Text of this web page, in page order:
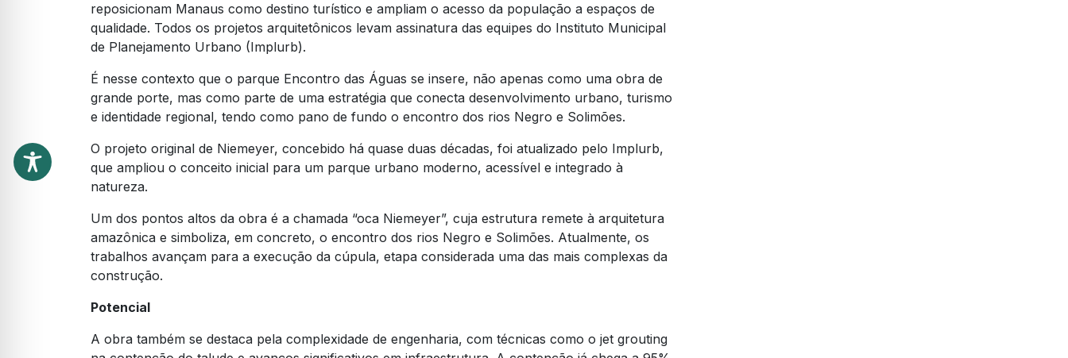
reposicionam Manaus como destino turístico e ampliam o acesso da população a espaços de
qualidade. Todos os projetos arquitetônicos levam assinatura das equipes do Instituto Municipal
de Planejamento Urbano (Implurb).
É nesse contexto que o parque Encontro das Águas se insere, não apenas como uma obra de
grande porte, mas como parte de uma estratégia que conecta desenvolvimento urbano, turismo
e identidade regional, tendo como pano de fundo o encontro dos rios Negro e Solimões.
O projeto original de Niemeyer, concebido há quase duas décadas, foi atualizado pelo Implurb,
que ampliou o conceito inicial para um parque urbano moderno, acessível e integrado à
natureza.
Um dos pontos altos da obra é a chamada “oca Niemeyer”, cuja estrutura remete à arquitetura
amazônica e simboliza, em concreto, o encontro dos rios Negro e Solimões. Atualmente, os
trabalhos avançam para a execução da cúpula, etapa considerada uma das mais complexas da
construção.
Potencial
A obra também se destaca pela complexidade de engenharia, com técnicas como o jet grouting